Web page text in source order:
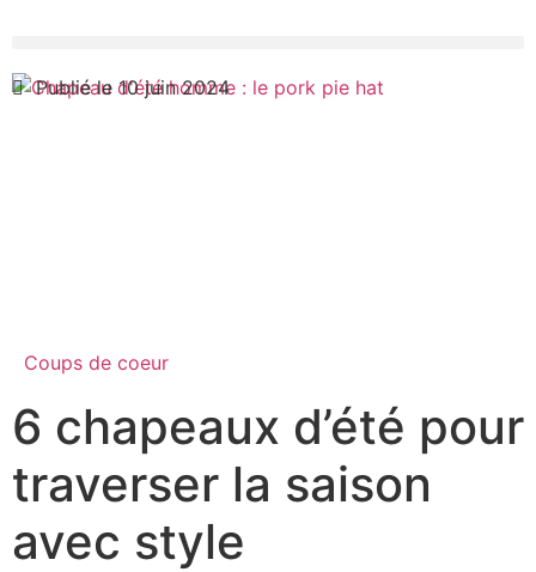
Coups de coeur
6 chapeaux d’été pour
traverser la saison
avec style
Publié le 10 juin 2024